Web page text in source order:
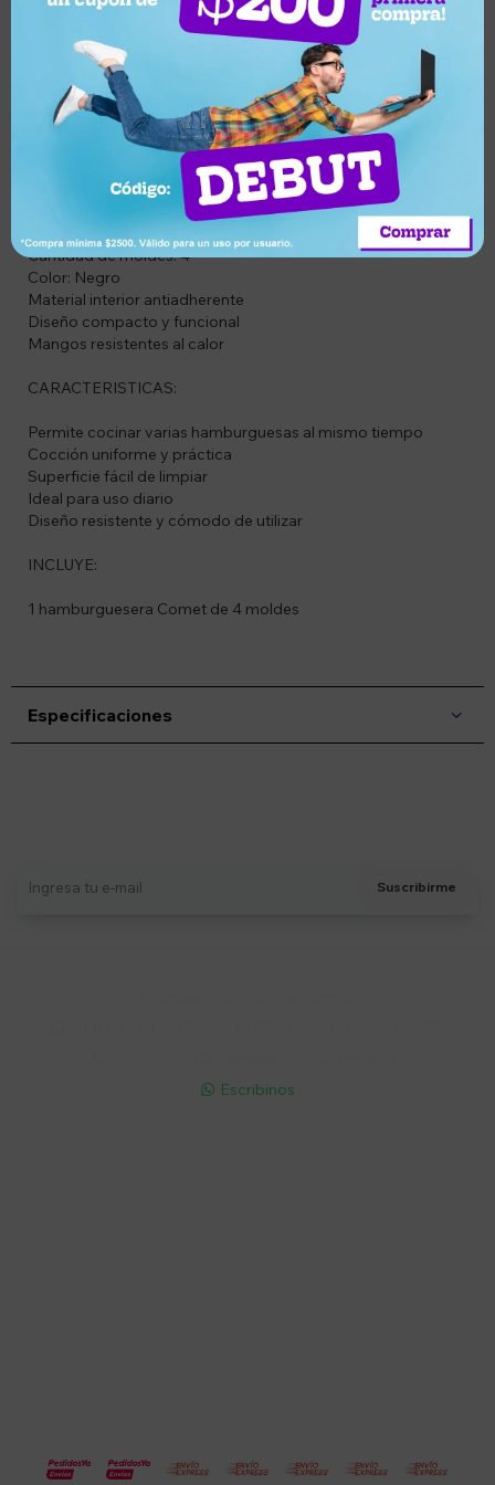
CÓDIGO: ARYEC55522
DESCRIPCIÓN DEL PRODUCTO:
Hamburguesera Comet con 4 moldes, ideal para preparar
hamburguesas de forma práctica y uniforme. Su diseño
antiadherente permite una cocción pareja y facilita la
manipulación de los alimentos.
Cantidad de moldes: 4
Color: Negro
Material interior antiadherente
Diseño compacto y funcional
Mangos resistentes al calor
CARACTERISTICAS:
Permite cocinar varias hamburguesas al mismo tiempo
Cocción uniforme y práctica
Superficie fácil de limpiar
Ideal para uso diario
Diseño resistente y cómodo de utilizar
INCLUYE:
1 hamburguesera Comet de 4 moldes
Especificaciones
Suscribirme
 Escribinos